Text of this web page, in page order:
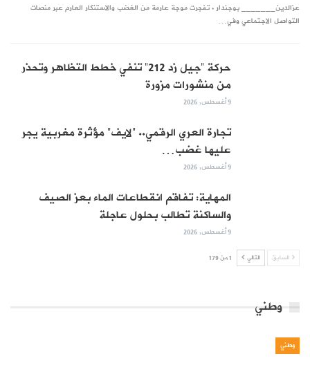
عزالدين_______ بوجندار . تفجرت موجة عارمة من الغضب والاستنكار العارم عبر منصات
التواصل الاجتماعي وفي…
حركة “جيل زد 212” تنفي خطط التظاهر وتحذر
من منشورات مزورة
9 أغسطس, 2026
تجارة العري الرقمي.. “لايف” مؤثرة مغربية يجر
عليها غضب…
9 أغسطس, 2026
المهاية: تفاقم انقطاعات الماء بعز الصيف
والساكنة تطالب بحلول عاجلة
9 أغسطس, 2026
السابق التالي 1 من 179
وطني
وطني